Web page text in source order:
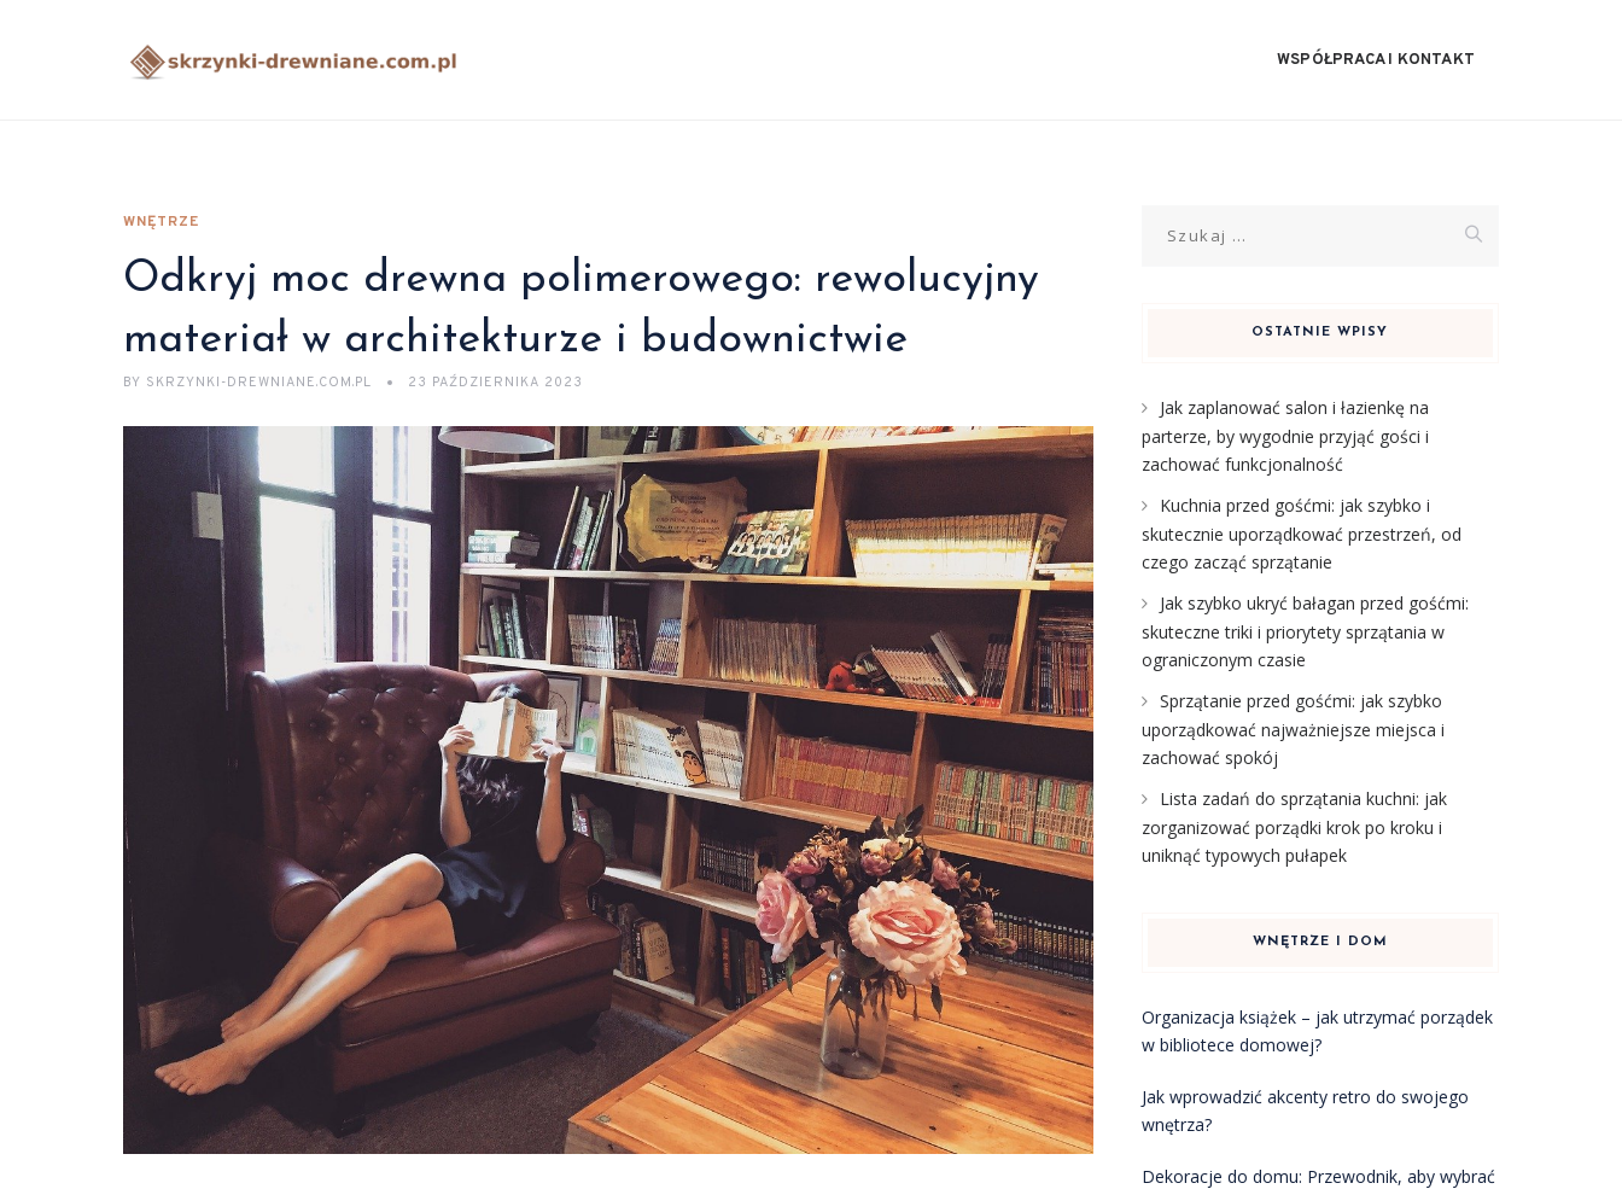
WSPÓŁPRACA I KONTAKT
WNĘTRZE
Odkryj moc drewna polimerowego: rewolucyjny
materiał w architekturze i budownictwie
BY SKRZYNKI-DREWNIANE.COM.PL 23 PAŹDZIERNIKA 2023
OSTATNIE WPISY
Jak zaplanować salon i łazienkę na
parterze, by wygodnie przyjąć gości i
zachować funkcjonalność
Kuchnia przed gośćmi: jak szybko i
skutecznie uporządkować przestrzeń, od
czego zacząć sprzątanie
Jak szybko ukryć bałagan przed gośćmi:
skuteczne triki i priorytety sprzątania w
ograniczonym czasie
Sprzątanie przed gośćmi: jak szybko
uporządkować najważniejsze miejsca i
zachować spokój
Lista zadań do sprzątania kuchni: jak
zorganizować porządki krok po kroku i
uniknąć typowych pułapek
WNĘTRZE I DOM
Organizacja książek – jak utrzymać porządek
w bibliotece domowej?
Jak wprowadzić akcenty retro do swojego
wnętrza?
Dekoracje do domu: Przewodnik, aby wybrać